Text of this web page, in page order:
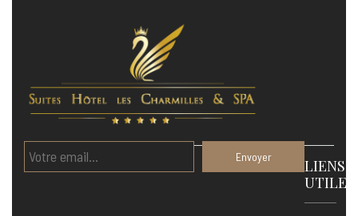
LIENS
UTILES